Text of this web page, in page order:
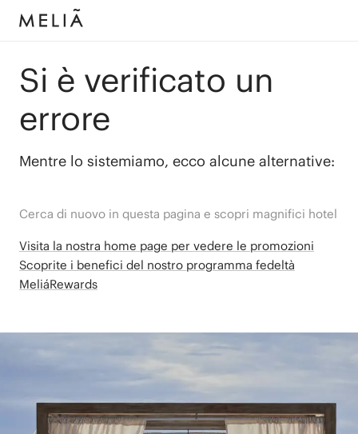
Si è verificato un
errore
Mentre lo sistemiamo, ecco alcune alternative:
Cerca di nuovo in questa pagina e scopri magnifici hotel
Visita la nostra home page per vedere le promozioni
Scoprite i benefici del nostro programma fedeltà
MeliáRewards